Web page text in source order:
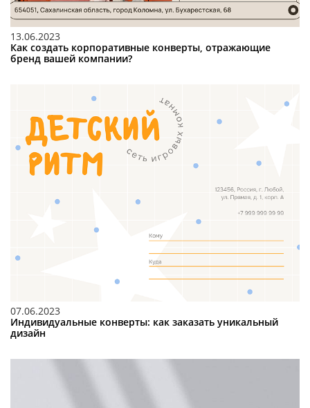
13.06.2023
Как создать корпоративные конверты, отражающие
бренд вашей компании?
07.06.2023
Индивидуальные конверты: как заказать уникальный
дизайн